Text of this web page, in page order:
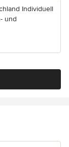
Individuell
und